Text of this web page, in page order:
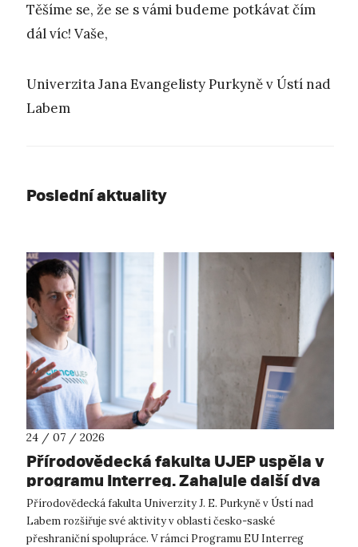
Těšíme se, že se s vámi budeme potkávat čím
dál víc! Vaše,
Univerzita Jana Evangelisty Purkyně v Ústí nad
Labem
Poslední aktuality
24 / 07 / 2026
Přírodovědecká fakulta UJEP uspěla v
programu Interreg. Zahajuje další dva
přeshraniční projekty se saskými
partnery
Přírodovědecká fakulta Univerzity J. E. Purkyně v Ústí nad
Labem rozšiřuje své aktivity v oblasti česko-saské
přeshraniční spolupráce. V rámci Programu EU Interreg